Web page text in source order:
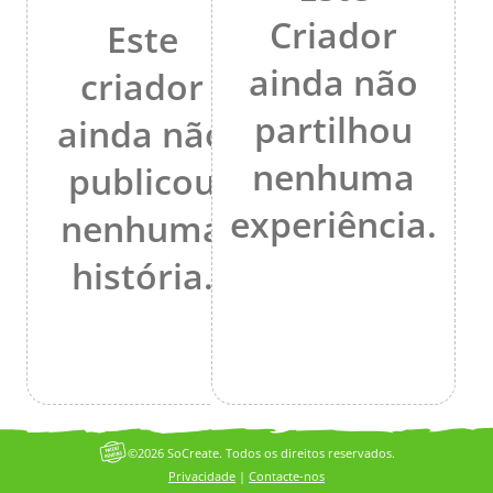
Este
criador
ainda não
publicou
nenhuma
história.
Criador
ainda não
partilhou
nenhuma
experiência.
Privacidade | Contacte-nos
©2026 SoCreate. Todos os direitos reservados.